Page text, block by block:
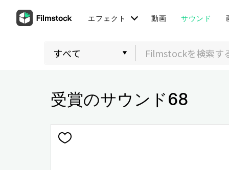
エフェクト 動画 サウンド
受賞のサウンド68